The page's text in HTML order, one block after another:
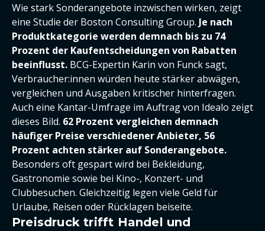
Wie stark Sonderangebote inzwischen wirken, zeigt
eine Studie der Boston Consulting Group. Je nach
Produktkategorie werden demnach bis zu 74
Prozent der Kaufentscheidungen von Rabatten
beeinflusst. BCG-Expertin Karin von Funck sagt,
Verbraucher:innen würden heute stärker abwägen,
vergleichen und Ausgaben kritischer hinterfragen.
Auch eine Kantar-Umfrage im Auftrag von Idealo zeigt
dieses Bild. 62 Prozent vergleichen demnach
häufiger Preise verschiedener Anbieter, 56
Prozent achten stärker auf Sonderangebote.
Besonders oft gespart wird bei Bekleidung,
Gastronomie sowie bei Kino-, Konzert- und
Clubbesuchen. Gleichzeitig legen viele Geld für
Urlaube, Reisen oder Rücklagen beiseite.
Preisdruck trifft Handel und